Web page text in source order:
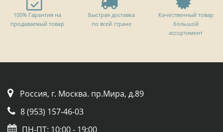
100% Гарантия на
продаваемый товар
Быстрая доставка
по всей стране
Качественный товар
большой
ассортимент
Россия, г. Москва. пр.Мира, д.89
8 (953) 157-46-03
ПН-ПТ: 10:00 - 19:00